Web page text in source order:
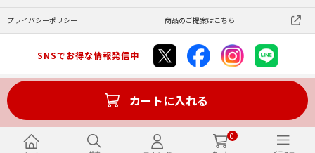
0
カートに入れる
プライバシーポリシー 商品のご提案はこちら
SNSでお得な情報発信中